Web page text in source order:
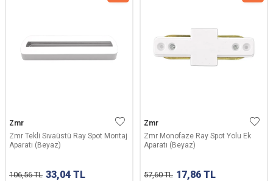
Zmr
Zmr Tekli Sıvaüstü Ray Spot Montaj
Aparatı (Beyaz)
106,56TL 33,04 TL
Zmr
Zmr Monofaze Ray Spot Yolu Ek
Aparatı (Beyaz)
57,60TL 17,86 TL